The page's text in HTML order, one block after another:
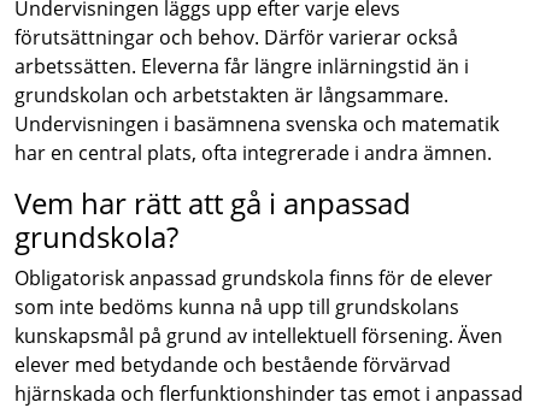
Undervisningen läggs upp efter varje elevs
förutsättningar och behov. Därför varierar också
arbetssätten. Eleverna får längre inlärningstid än i
grundskolan och arbetstakten är långsammare.
Undervisningen i basämnena svenska och matematik
har en central plats, ofta integrerade i andra ämnen.
Vem har rätt att gå i anpassad
grundskola?
Obligatorisk anpassad grundskola finns för de elever
som inte bedöms kunna nå upp till grundskolans
kunskapsmål på grund av intellektuell försening. Även
elever med betydande och bestående förvärvad
hjärnskada och flerfunktionshinder tas emot i anpassad